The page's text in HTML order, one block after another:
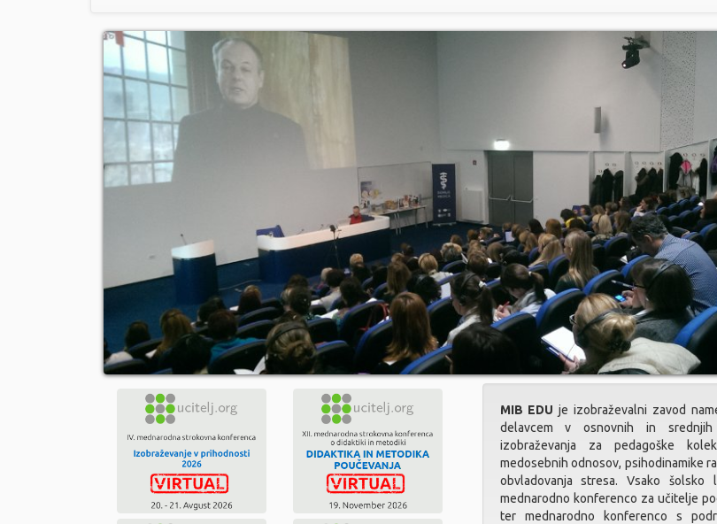
MIB EDU je izobraževalni zavod
delavcem v osnovnih in srednjih
izobraževanja za pedagoške
medosebnih odnosov, psihodinamike
obvladovanja stresa. Vsako šolsko
mednarodno konferenco za učitelje
ter mednarodno konferenco s